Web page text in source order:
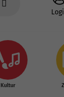
Kultur